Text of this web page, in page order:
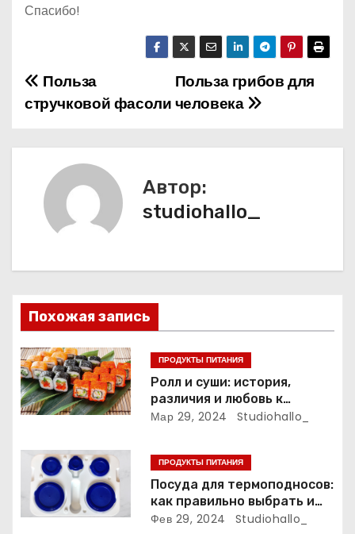
Спасибо!
Н
в
и
я
п
о
з
а
п
Польза грибов для
человека
Польза
стручковой фасоли
Автор:
studiohallo_
Похожая запись
ПРОДУКТЫ ПИТАНИЯ
Ролл и суши: история,
различия и любовь к
японской кухне
Мар 29, 2024 Studiohallo_
ПРОДУКТЫ ПИТАНИЯ
Посуда для термоподносов:
как правильно выбрать и
использовать
Фев 29, 2024 Studiohallo_